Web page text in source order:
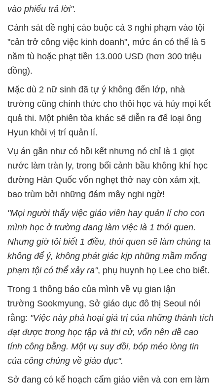
vào phiếu trả lời".
Cảnh sát đề nghị cáo buộc cả 3 nghi phạm vào tội
"cản trở công việc kinh doanh", mức án có thể là 5
năm tù hoặc phạt tiền 13.000 USD (hơn 300 triệu
đồng).
Mặc dù 2 nữ sinh đã tự ý không đến lớp, nhà
trường cũng chính thức cho thôi học và hủy mọi kết
quả thi. Một phiên tòa khác sẽ diễn ra để loại ông
Hyun khỏi vị trí quản lí.
Vụ án gần như có hồi kết nhưng nó chỉ là 1 giọt
nước làm tràn ly, trong bối cảnh bầu không khí học
đường Hàn Quốc vốn nghẹt thở nay còn xám xịt,
bao trùm bởi những đám mây nghi ngờ!
"Mọi người thấy việc giáo viên hay quản lí cho con
mình học ở trường đang làm việc là 1 thói quen.
Nhưng giờ tôi biết 1 điều, thói quen sẽ làm chúng ta
không để ý, không phát giác kịp những mầm mống
phạm tội có thể xảy ra", phụ huynh họ Lee cho biết.
Trong 1 thông báo của mình về vụ gian lận
trường Sookmyung, Sở giáo dục đô thị Seoul nói
rằng: "Việc này phá hoại giá trị của những thành tích
đạt được trong học tập và thi cử, vốn nên đề cao
tính công bằng. Một vụ suy đồi, bóp méo lòng tin
của công chúng về giáo dục".
Sở đang có kế hoạch cấm giáo viên và con em làm